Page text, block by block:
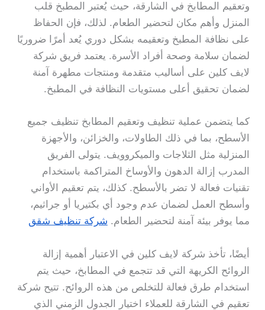
وتعقيم المطابخ في الشارقة، حيث يُعتبر المطبخ قلب
المنزل وأهم مكان لتحضير الطعام. لذلك، فإن الحفاظ
على نظافة المطبخ وتعقيمه بشكل دوري يُعد أمرًا ضروريًا
لضمان سلامة وصحة أفراد الأسرة. يعتمد فريق شركة
لايف كلين على أساليب متقدمة ومنتجات مطهرة آمنة
لضمان تحقيق أعلى مستويات النظافة في المطبخ.
كما يتضمن عملية تنظيف وتعقيم المطابخ تنظيف جميع
الأسطح، بما في ذلك الطاولات، والخزائن، والأجهزة
المنزلية مثل الثلاجات والميكروويف. يتولى الفريق
المدرب إزالة الدهون والأوساخ المتراكمة باستخدام
تقنيات فعالة لا تضر بالأسطح. كذلك، يتم تعقيم الأواني
وأسطح العمل لضمان عدم وجود أي بكتيريا أو جراثيم،
مما يوفر بيئة آمنة لتحضير الطعام. شركة تنظيف شقق
أيضًا، تأخذ شركة لايف كلين في الاعتبار أهمية إزالة
الروائح الكريهة التي قد تتجمع في المطابخ، حيث يتم
استخدام طرق فعالة للتخلص من هذه الروائح. تتيح شركة
تعقيم في الشارقة للعملاء اختيار الجدول الزمني الذي